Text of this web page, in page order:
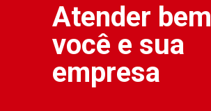
Atender bem
você e sua
empresa